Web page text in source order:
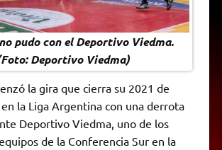
pudo con el Deportivo Viedma.
Deportivo Viedma)
la gira que cierra su 2021 de
la Liga Argentina con una derrota
Deportivo Viedma, uno de los
de la Conferencia Sur en la